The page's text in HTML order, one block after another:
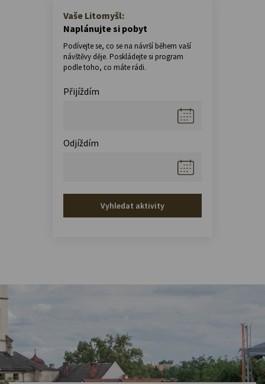
Vaše Litomyšl:
Naplánujte si pobyt
Podívejte se, co se na návrší během vaší
návštěvy děje. Poskládejte si program
podle toho, co máte rádi.
Přijíždím
Odjíždím
Vyhledat aktivity